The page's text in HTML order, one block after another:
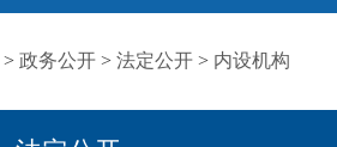
> 政务公开 > 法定公开 > 内设机构